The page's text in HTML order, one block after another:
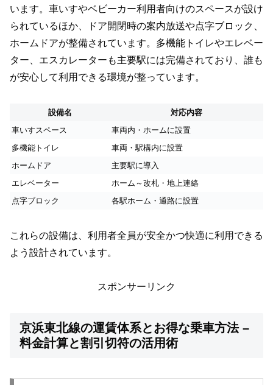
います。車いすやベビーカー利用者向けのスペースが設け
られているほか、ドア開閉時の案内放送や点字ブロック、
ホームドアが整備されています。多機能トイレやエレベー
ター、エスカレーターも主要駅には完備されており、誰も
が安心して利用できる環境が整っています。
設備名
対応内容
車いすスペース
車両内・ホームに設置
多機能トイレ
車両・駅構内に設置
ホームドア
主要駅に導入
エレベーター
ホーム～改札・地上連絡
点字ブロック
各駅ホーム・通路に設置
これらの設備は、利用者全員が安全かつ快適に利用できる
よう設計されています。
スポンサーリンク
京浜東北線の運賃体系とお得な乗車方法 –
料金計算と割引切符の活用術